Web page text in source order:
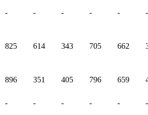
- - - - - -
825 614 343 705 662
896 351 405 796 659
- - - - - -